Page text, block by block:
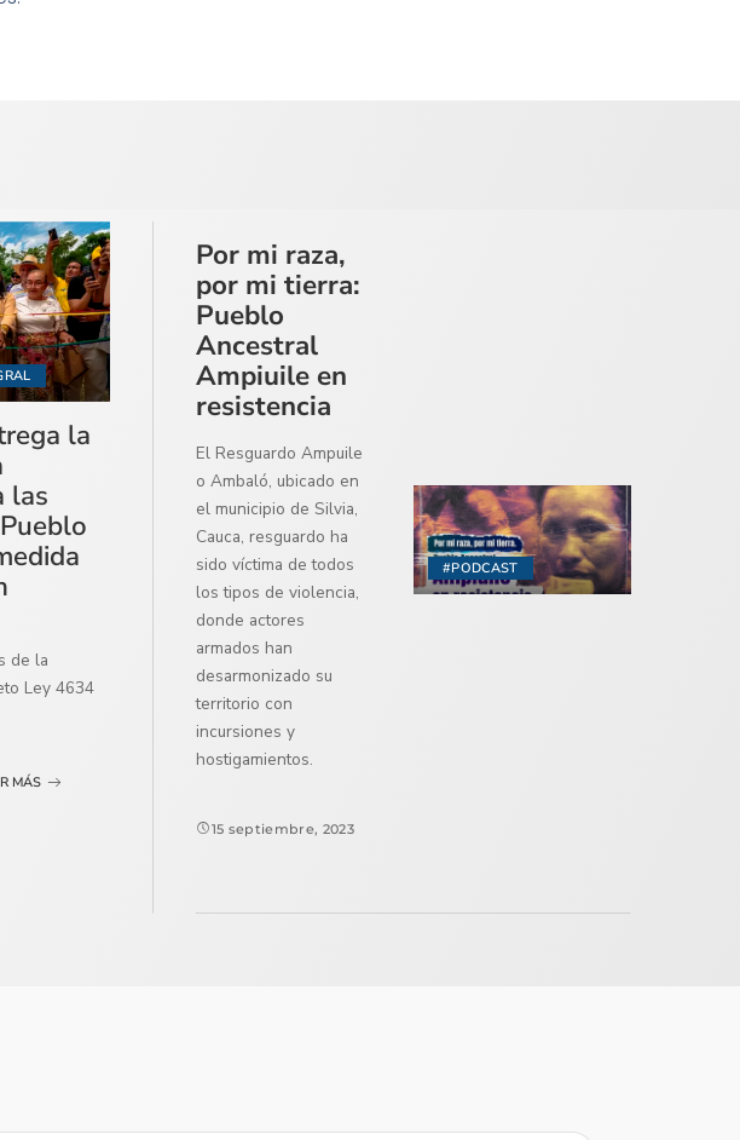
la
las
de la
Ley 4634
MÁS
#PODCAST
Por mi raza,
por mi tierra:
Pueblo
Ancestral
Ampiuile en
resistencia
El Resguardo Ampuile
o Ambaló, ubicado en
el municipio de Silvia,
Cauca, resguardo ha
sido víctima de todos
los tipos de violencia,
donde actores
armados han
desarmonizado su
territorio con
incursiones y
hostigamientos.
15 septiembre, 2023